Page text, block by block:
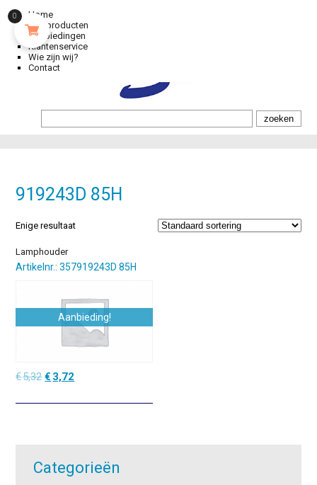
Home
Alle producten
Aanbiedingen
Klantenservice
Wie zijn wij?
Contact
919243D 85H
Enige resultaat
Lamphouder
Artikelnr.: 357919243D 85H
Aanbieding!
€5,32Oorspronkelijke
was:
€ 3,72
is:
Categorieën
0